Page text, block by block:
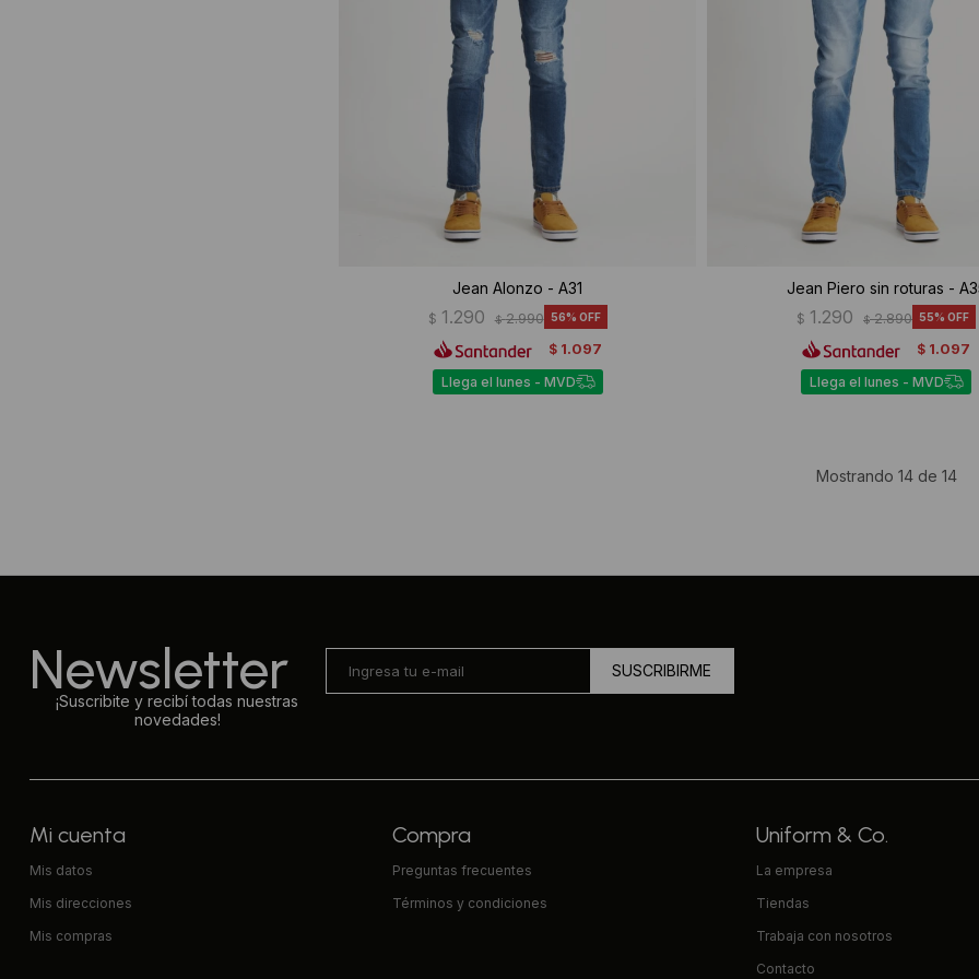
Jean Alonzo - A31
$ 1.290 $ 2.990 56
$ 1.097
Llega el lunes - MVD
Jean Piero sin roturas -
$ 1.290 $ 2.890 55
$ 1.097
Llega el lunes - MVD
Mostrando 14de 14
Newsletter
¡Suscribite y recibí todas nuestras
novedades!
SUSCRIBIRME
Mi cuenta
Mis datos
Mis direcciones
Mis compras
Compra
Preguntas frecuentes
Términos y condiciones
Uniform & Co.
La empresa
Tiendas
Trabaja con nosotros
Contacto